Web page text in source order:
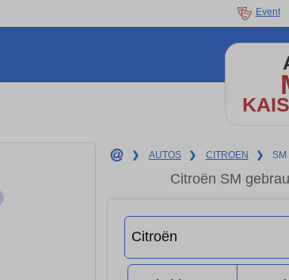
Event
❯ AUTOS ❯ CITROEN ❯ SM
Citroën SM